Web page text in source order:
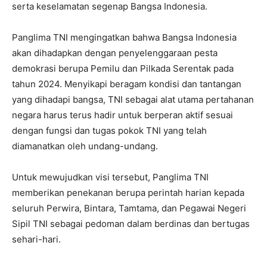
serta keselamatan segenap Bangsa Indonesia.
Panglima TNI mengingatkan bahwa Bangsa Indonesia
akan dihadapkan dengan penyelenggaraan pesta
demokrasi berupa Pemilu dan Pilkada Serentak pada
tahun 2024. Menyikapi beragam kondisi dan tantangan
yang dihadapi bangsa, TNI sebagai alat utama pertahanan
negara harus terus hadir untuk berperan aktif sesuai
dengan fungsi dan tugas pokok TNI yang telah
diamanatkan oleh undang-undang.
Untuk mewujudkan visi tersebut, Panglima TNI
memberikan penekanan berupa perintah harian kepada
seluruh Perwira, Bintara, Tamtama, dan Pegawai Negeri
Sipil TNI sebagai pedoman dalam berdinas dan bertugas
sehari-hari.